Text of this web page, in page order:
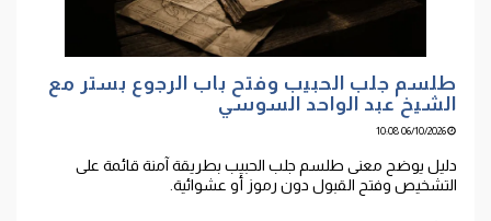
طلسم جلب الحبيب وفتح باب الرجوع بستر مع
الشيخ عبد الواحد السوسي
06/10/2026 10:08
دليل يوضح معنى طلسم جلب الحبيب بطريقة آمنة قائمة على
التشخيص وفتح القبول دون رموز أو عشوائية.